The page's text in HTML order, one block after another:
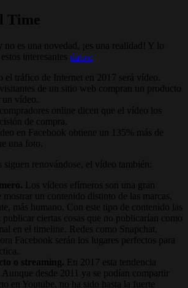
Time
no es una novedad, ¡es una realidad! Y lo
interesantes datos:
el tráfico de Internet en 2017 será vídeo.
de un sitio web compran un producto
vídeo.
online dicen que el vídeo los
de compra.
en Facebook obtiene un 135% más de
una foto.
siguen renovándose, el vídeo también:
Los vídeos efímeros son una gran
un contenido distinto de las marcas,
más humano. Con este tipo de contenido las
publicar ciertas cosas que no publicarían como
en el timeline. Redes como Snapchat,
Facebook serán los lugares perfectos para
o streaming. En 2017 esta tendencia
desde 2011 ya se podían compartir
en Youtube, no ha sido hasta la fuerte